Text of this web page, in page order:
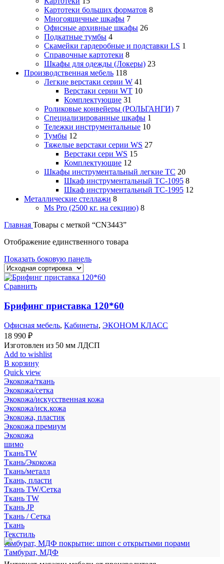
Картотеки больших форматов 8
Многоящичные шкафы 7
Офисные архивные шкафы 26
Подкатные тумбы 4
Скамейки гардеробные и подставки LS 1
Справочные картотеки 8
Шкафы для одежды (Локеры) 23
Производственная мебель 118
Легкие верстаки серии W 41
Верстаки серии WT 10
Комплектующие 31
Роликовые конвейеры (РОЛЬГАНГИ) 7
Специализированные шкафы 1
Тележки инструментальные 10
Тумбы 12
Тяжелые верстаки серии WS 27
Верстаки сери WS 15
Комплектующие 12
Шкафы инструментальный легкие ТС 20
Шкаф инструментальный TC-1095 8
Шкаф инструментальный TC-1995 12
Металлические стеллажи 8
Ms Pro (2500 кг. на секцию) 8
Главная Товары с меткой “CN3443”
Отображение единственного товара
Показать боковую панель
Сравнить
Брифинг приставка 120*60
Офисная мебель, Кабинеты, ЭКОНОМ КЛАСС
18 990 ₽
Изготовлен из 50 мм ЛДСП
Add to wishlist
В корзину
Quick view
Экокожа/ткань
Экокожа/сетка
Экокожа/искусственная кожа
Экокожа/иск.кожа
Экокожа, пластик
Экокожа премиум
Экокожа
шимо
ТканьTW
Ткань/Экокожа
Ткань/металл
Ткань, пласти
Ткань TW/Сетка
Ткань TW
Ткань JP
Ткань / Сетка
Ткань
Текстиль
тамбурат, МДФ покрытие: шпон с открытыми порами
Тамбурат, МДФ